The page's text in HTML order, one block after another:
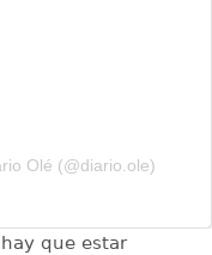
Olé (@diario.ole)
que estar